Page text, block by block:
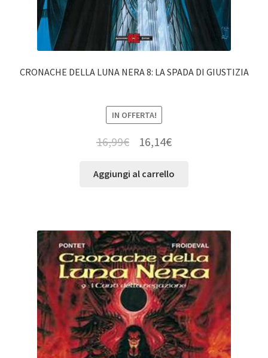
CRONACHE DELLA LUNA NERA 8: LA SPADA DI GIUSTIZIA
IN OFFERTA!
16,99€ 16,14€
Aggiungi al carrello